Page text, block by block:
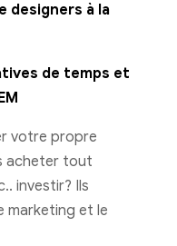
designers à la
de temps et
votre propre
acheter tout
investir? Ils
marketing et le